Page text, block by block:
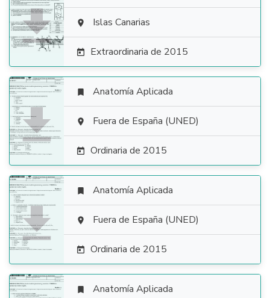
  Islas Canarias
 Extraordinaria de 2015

 Anatomía Aplicada
 Fuera de España (UNED)
 Ordinaria de 2015

 Anatomía Aplicada
 Fuera de España (UNED)
 Ordinaria de 2015
 Anatomía Aplicada